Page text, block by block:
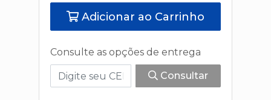
Adicionar ao Carrinho
Consulte as opções de entrega
Consultar